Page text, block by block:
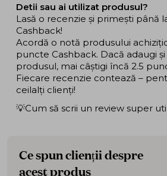
Detii sau ai utilizat produsul?
Lasă o recenzie și primești până
Cashback!
Acordă o notă produsului
puncte Cashback. Dacă adaugi
produsul, mai câștigi încă 2.5
Fiecare recenzie contează –
ceilalți clienți!
💡Cum să scrii un review super
Ce spun clienții despre
acest produs